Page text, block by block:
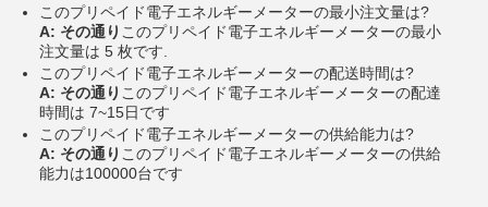
このプリペイド電子エネルギーメーターの最小注文量は?
A: その通り このプリペイド電子エネルギーメーターの最小
注文量は 5 枚です.
このプリペイド電子エネルギーメーターの配送時間は?
A: その通り このプリペイド電子エネルギーメーターの配達
時間は 7~15日です
このプリペイド電子エネルギーメーターの供給能力は?
A: その通り このプリペイド電子エネルギーメーターの供給
能力は100000台です